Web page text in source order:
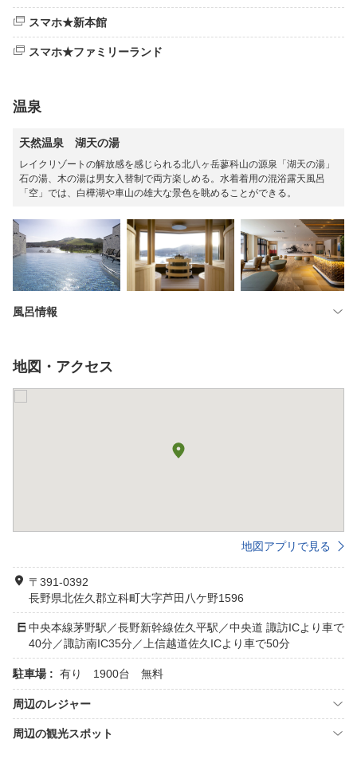
スマホ★新本館
スマホ★ファミリーランド
温泉
天然温泉 湖天の湯
レイクリゾートの解放感を感じられる北八ヶ岳蓼科山の源泉「湖天の湯」
石の湯、木の湯は男女入替制で両方楽しめる。水着着用の混浴露天風呂
「空」では、白樺湖や車山の雄大な景色を眺めることができる。
風呂情報
地図・アクセス
地図アプリで見る
〒391-0392
長野県北佐久郡立科町大字芦田八ケ野1596
中央本線茅野駅／長野新幹線佐久平駅／中央道 諏訪ICより車で
40分／諏訪南IC35分／上信越道佐久ICより車で50分
駐車場 : 有り 1900台 無料
周辺のレジャー
周辺の観光スポット